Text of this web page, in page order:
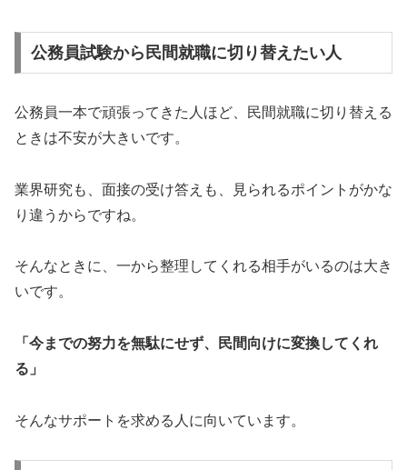
公務員試験から民間就職に切り替えたい人
公務員一本で頑張ってきた人ほど、民間就職に切り替える
ときは不安が大きいです。
業界研究も、面接の受け答えも、見られるポイントがかな
り違うからですね。
そんなときに、一から整理してくれる相手がいるのは大き
いです。
「今までの努力を無駄にせず、民間向けに変換してくれ
る」
そんなサポートを求める人に向いています。